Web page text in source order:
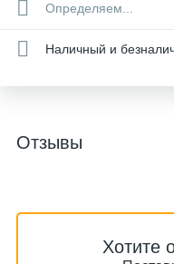
Определяем...
Наличный и
Отзывы
Хотите